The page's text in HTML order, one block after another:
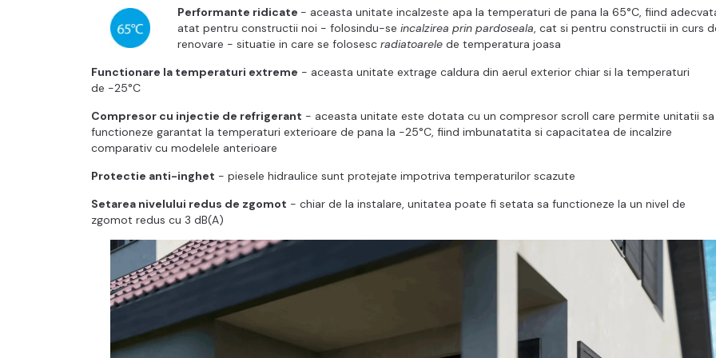
Performante ridicate - aceasta unitate incalzeste apa la temperaturi de pana la 65°C, fiind
atat pentru constructii noi - folosindu-se incalzirea prin pardoseala, cat si pentru constructii in curs
renovare - situatie in care se folosesc radiatoarele de temperatura joasa
Functionare la temperaturi extreme - aceasta unitate extrage caldura din aerul exterior chiar si la temperaturi
de -25°C
Compresor cu injectie de refrigerant - aceasta unitate este dotata cu un compresor scroll care permite unitatii sa
functioneze garantat la temperaturi exterioare de pana la -25°C, fiind imbunatatita si capacitatea de incalzire
comparativ cu modelele anterioare
Protectie anti-inghet - piesele hidraulice sunt protejate impotriva temperaturilor scazute
Setarea nivelului redus de zgomot - chiar de la instalare, unitatea poate fi setata sa functioneze la un nivel de
zgomot redus cu 3 dB(A)